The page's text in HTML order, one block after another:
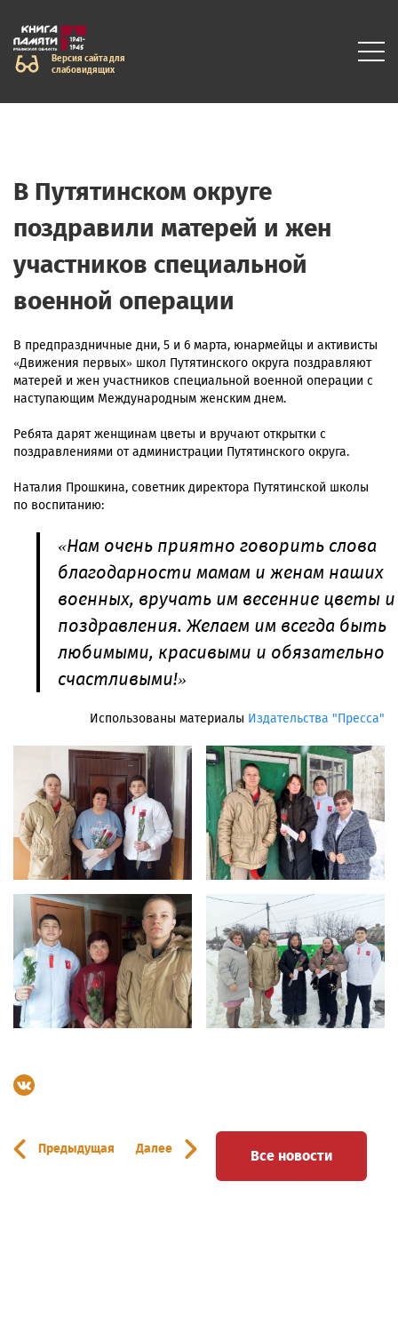
Версия сайта для
слабовидящих
В Путятинском округе
поздравили матерей и жен
участников специальной
военной операции
В предпраздничные дни, 5 и 6 марта, юнармейцы и активисты
«Движения первых» школ Путятинского округа поздравляют
матерей и жен участников специальной военной операции с
наступающим Международным женским днем.
Ребята дарят женщинам цветы и вручают открытки с
поздравлениями от администрации Путятинского округа.
Наталия Прошкина, советник директора Путятинской школы
по воспитанию:
«Нам очень приятно говорить слова
благодарности мамам и женам наших
военных, вручать им весенние цветы и
поздравления. Желаем им всегда быть
любимыми, красивыми и обязательно
счастливыми!»
Использованы материалы Издательства "Пресса"
Предыдущая Все новости
Далее